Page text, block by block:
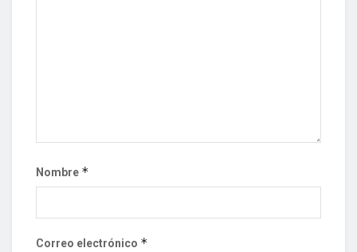
Nombre *
Correo electrónico *